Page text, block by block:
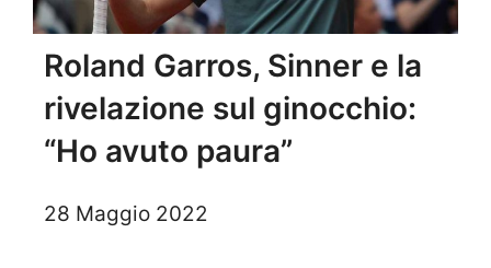
Roland Garros, Sinner e la
rivelazione sul ginocchio:
“Ho avuto paura”
28 Maggio 2022